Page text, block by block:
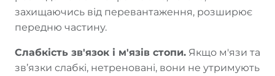
захищаючись від перевантаження, розширює
передню частину.
Слабкість зв'язок і м'язів стопи. Якщо м'язи та
зв’язки слабкі, нетреновані, вони не утримують